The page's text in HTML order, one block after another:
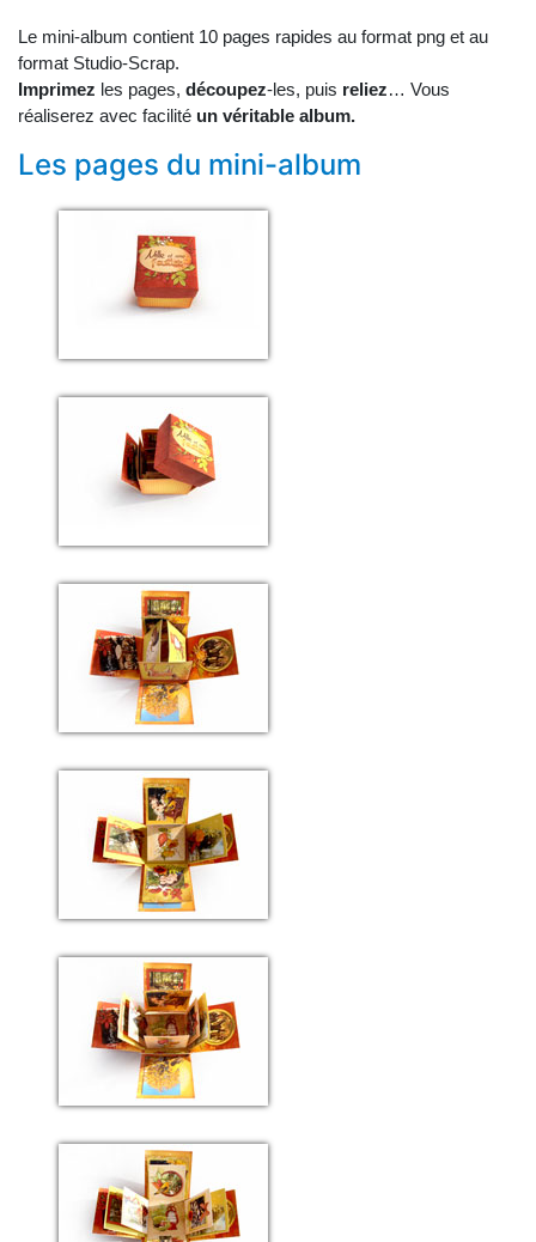
Le mini-album contient 10 pages rapides au format png et au
format Studio-Scrap.
Imprimez les pages, découpez-les, puis reliez… Vous
réaliserez avec facilité un véritable album.
Les pages du mini-album